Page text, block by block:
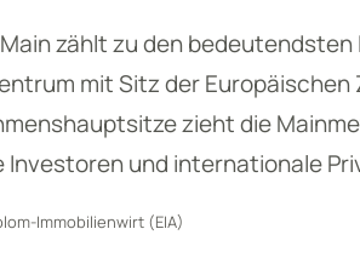
zählt zu den
mit Sitz der
zieht die
und internationale
Immobilienwirt (EIA)